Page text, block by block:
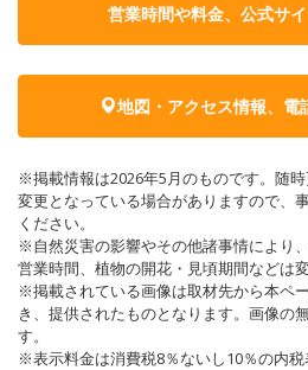
営業時間や料金、公式サ
地図・アクセス情報、電
※掲載情報は2026年5月のものです。随
変更となっている場合がありますので、
ください。
※自然災害の影響やその他諸事情により
営業時間、植物の開花・見頃期間などは
※掲載されている画像は取材先から本ペ
き、提供されたものとなります。画像の
す。
※表示料金は消費税8％ないし10％の内税